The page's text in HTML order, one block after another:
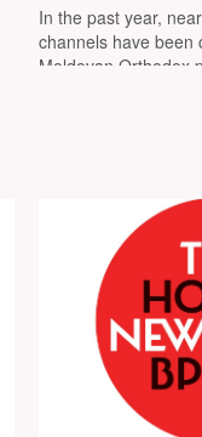
campaigns
In the past year,
channels have been
Moldovan Orthodox